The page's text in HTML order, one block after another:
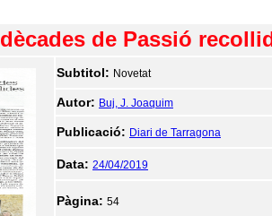
de Passió
Subtitol: Novetat
Autor: Buj, J. Joaquim
Publicació: Diari de Tarragona
Data: 24/04/2019
Pàgina: 54